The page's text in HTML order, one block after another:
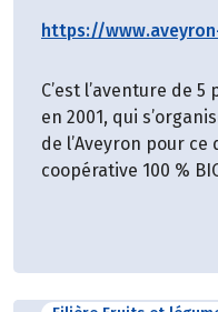
https://
C’est l’aventure de
en 2001, qui
de l’Aveyron pour ce
coopérative 100 %